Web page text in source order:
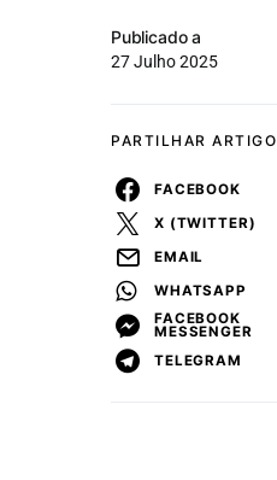
Publicado a
27 Julho 2025
PARTILHAR ARTIGO
FACEBOOK
X (TWITTER)
EMAIL
WHATSAPP
FACEBOOK
MESSENGER
TELEGRAM